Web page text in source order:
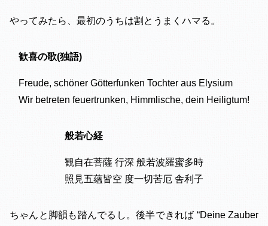
やってみたら、最初のうちは割とうまくハマる。
歓喜の歌(独語)
Freude, schöner Götterfunken Tochter aus Elysium
Wir betreten feuertrunken, Himmlische, dein Heiligtum!
般若心経
観自在菩薩 行深 般若波羅蜜多時
照見五蘊皆空 度一切苦厄 舎利子
ちゃんと脚韻も踏んでるし。後半できれば “Deine Zauber